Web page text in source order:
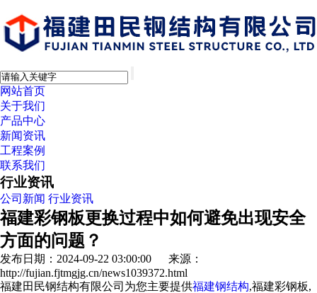
网站首页
关于我们
产品中心
新闻资讯
工程案例
联系我们
行业资讯
公司新闻 行业资讯
福建彩钢板更换过程中如何避免出现安全
方面的问题？
发布日期：2024-09-22 03:00:00 来源：
http://fujian.fjtmgjg.cn/news1039372.html
福建田民钢结构有限公司为您主要提供福建钢结构,福建彩钢板,